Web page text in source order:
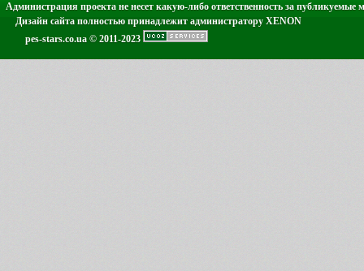
Администрация проекта не несет какую-либо ответственность за публикуемые
Дизайн сайта полностью принадлежит администратору XENON
pes-stars.co.ua © 2011-2023